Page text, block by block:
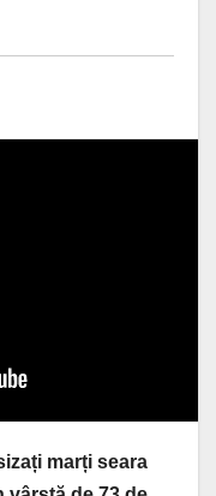
marți seara